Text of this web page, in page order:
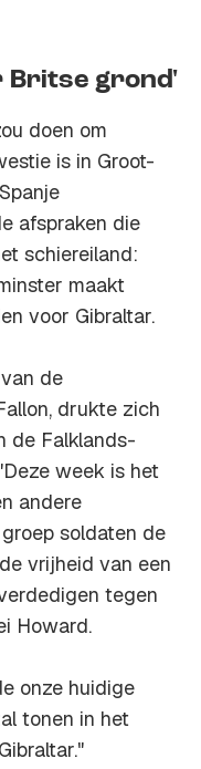
Britse grond'
doen om
is in Groot-
afspraken die
schiereiland:
maakt
voor Gibraltar.
de
drukte zich
de Falklands-
week is het
andere
soldaten de
vrijheid van een
tegen
Howard.
onze huidige
tonen in het